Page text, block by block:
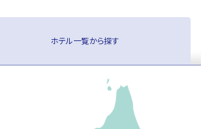
ホテル一覧から探す